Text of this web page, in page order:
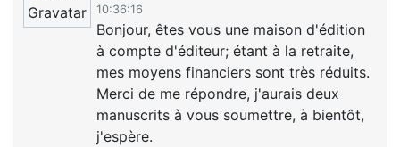
10:36:16
Bonjour, êtes vous une maison d'édition
à compte d'éditeur; étant à la retraite,
mes moyens financiers sont très réduits.
Merci de me répondre, j'aurais deux
manuscrits à vous soumettre, à bientôt,
j'espère.